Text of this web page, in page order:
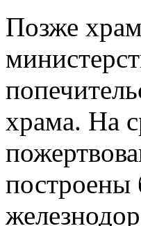
Позже
храма. На
построены